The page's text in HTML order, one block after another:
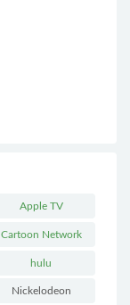
Apple TV
Cartoon Network
hulu
Nickelodeon